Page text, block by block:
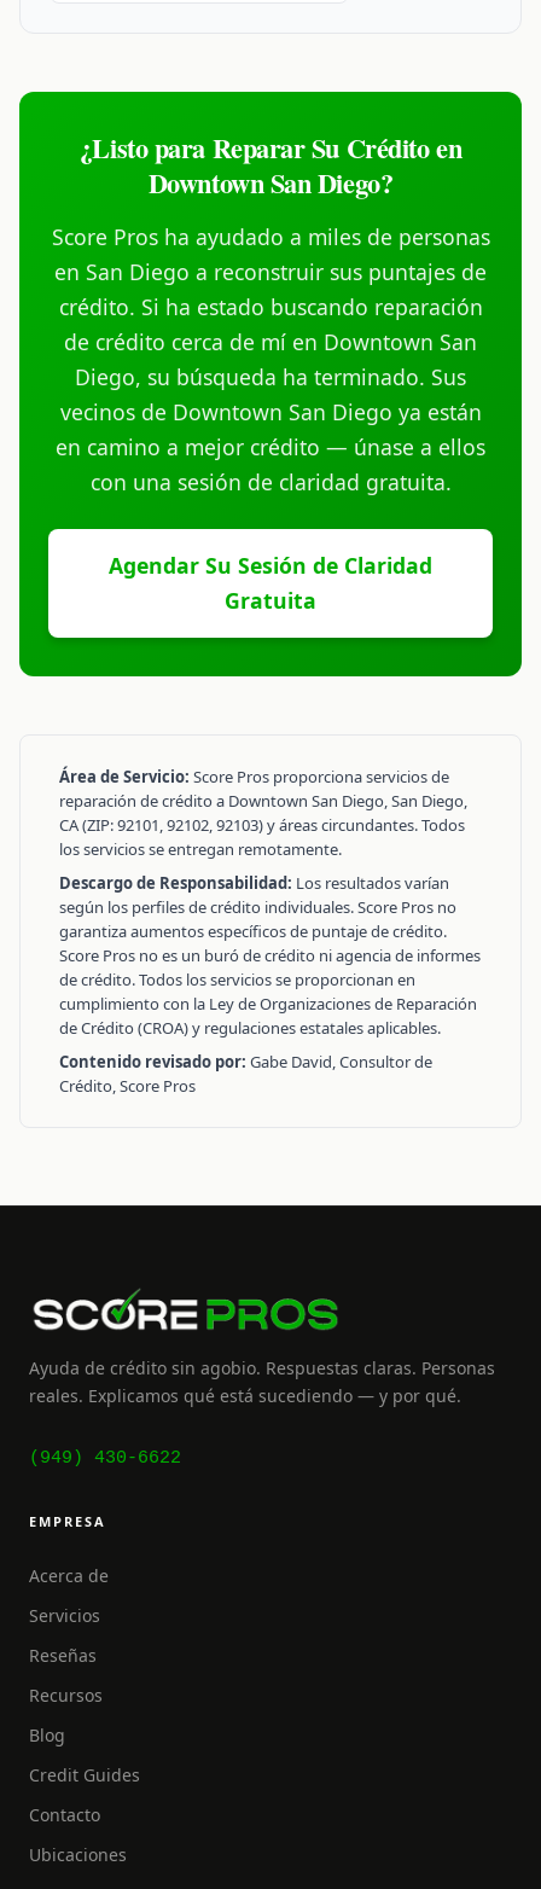
¿Listo para Reparar Su Crédito en
Downtown San Diego?
Score Pros ha ayudado a miles de personas
en San Diego a reconstruir sus puntajes de
crédito. Si ha estado buscando reparación
de crédito cerca de mí en Downtown San
Diego, su búsqueda ha terminado. Sus
vecinos de Downtown San Diego ya están
en camino a mejor crédito — únase a ellos
con una sesión de claridad gratuita.
Agendar Su Sesión de Claridad
Gratuita
Área de Servicio: Score Pros proporciona servicios de
reparación de crédito a Downtown San Diego, San Diego,
CA (ZIP: 92101, 92102, 92103) y áreas circundantes. Todos
los servicios se entregan remotamente.
Descargo de Responsabilidad: Los resultados varían
según los perfiles de crédito individuales. Score Pros no
garantiza aumentos específicos de puntaje de crédito.
Score Pros no es un buró de crédito ni agencia de informes
de crédito. Todos los servicios se proporcionan en
cumplimiento con la Ley de Organizaciones de Reparación
de Crédito (CROA) y regulaciones estatales aplicables.
Contenido revisado por: Gabe David, Consultor de
Crédito, Score Pros
Ayuda de crédito sin agobio. Respuestas claras. Personas
reales. Explicamos qué está sucediendo — y por qué.
(949) 430-6622
EMPRESA
Acerca de
Servicios
Reseñas
Recursos
Blog
Credit Guides
Contacto
Ubicaciones